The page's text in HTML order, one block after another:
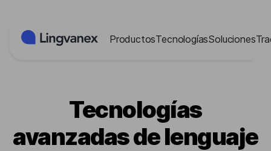
ProductosTecnologíasSoluciones
Tecnologías
avanzadas de lenguaje